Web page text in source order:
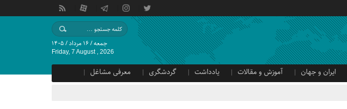
جمعه / ۱۶ مرداد / ۱۴۰۵
Friday, 7 August , 2026
ایران و جهان آموزش و مقالات یادداشت گردشگری
معرفی مشاغل